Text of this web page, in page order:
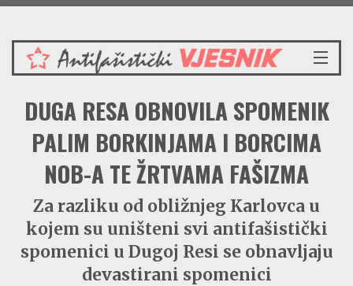
Petak 7.8.2026.
VIJESTI
REDAKCIJSKI KOMENTAR
VJESNIKOV KALENDAR
CRVENI ZABAVNIK
PRENOSIMO
SPOMENICI
BORBENA BIBLIOTEKA
NAŠE PJESME
DUGA RESA OBNOVILA SPOMENIK
PALIM BORKINJAMA I BORCIMA
NOB-A TE ŽRTVAMA FAŠIZMA
Za razliku od obližnjeg Karlovca u
kojem su uništeni svi antifašistički
spomenici u Dugoj Resi se obnavljaju
devastirani spomenici